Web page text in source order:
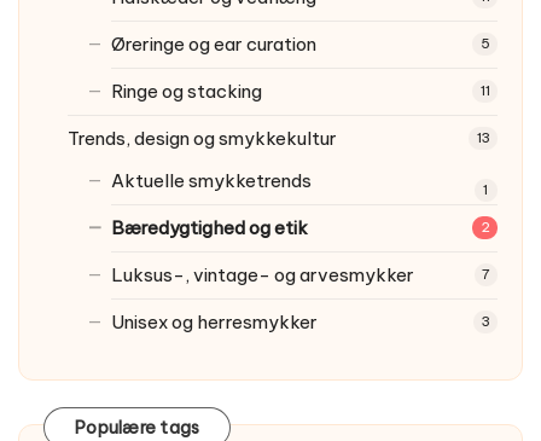
Øreringe og ear curation 5
Ringe og stacking 11
Trends, design og smykkekultur 13
Aktuelle smykketrends 1
Bæredygtighed og etik 2
Luksus-, vintage- og arvesmykker 7
Unisex og herresmykker 3
Populære tags